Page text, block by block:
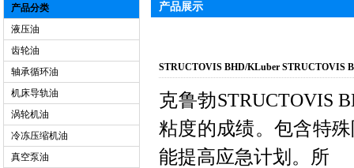
产品分类
液压油
齿轮油
轴承循环油
机床导轨油
涡轮机油
冷冻压缩机油
真空泵油
产品展示
STRUCTOVIS BHD/KLuber STRUCTOVIS
克鲁勃STRUCTOVIS
粘度的成绩。包含特
能提高应急计划。所